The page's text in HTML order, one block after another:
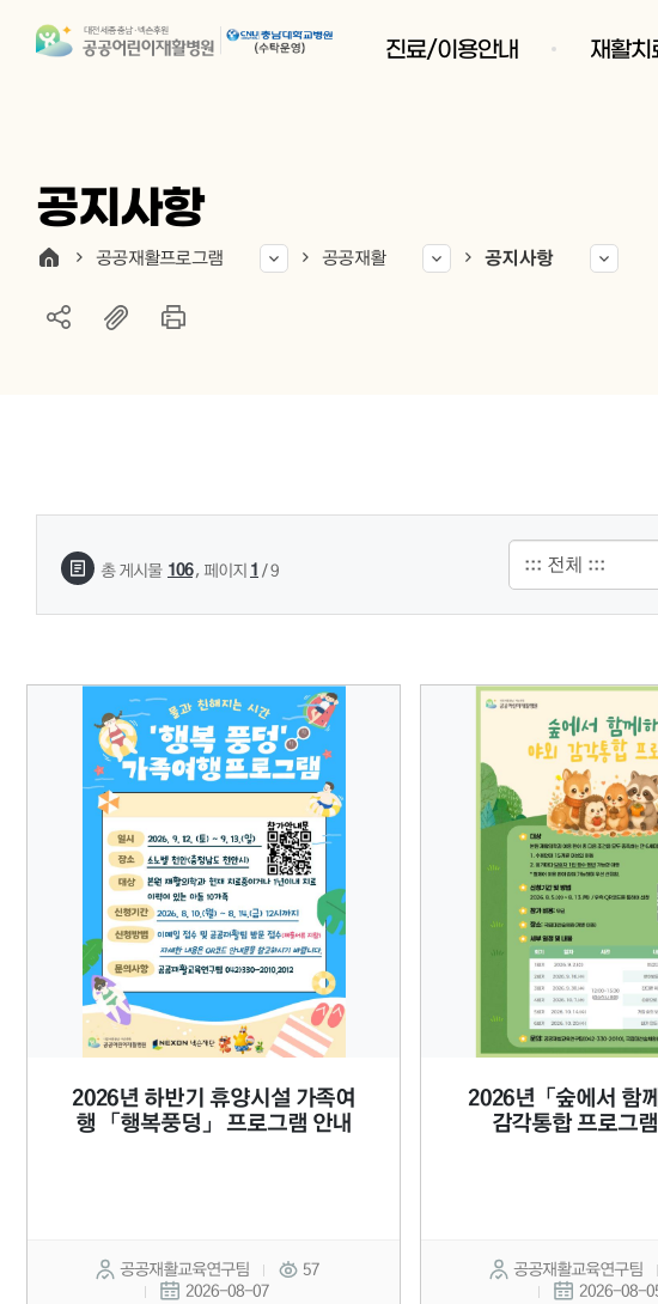
진료/이용안내 재활치
공지사항
공공재활프로그램 공공재활 공지사항
게시물 검색
총 게시물 106, 페이지 1 / 9
2026년 하반기 휴양시설 가족여
행 「행복풍덩」 프로그램 안내
공공재활교육연구팀
57
2026-08-07
2026년「숲에서 함
감각통합 프로그
공공재활교육연구팀
2026-08-